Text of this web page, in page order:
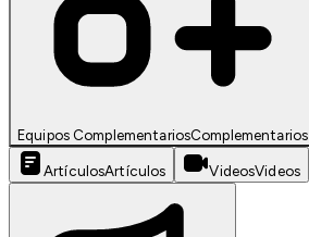
Equipos ComplementariosComplementarios
ArtículosArtículos VideosVideos